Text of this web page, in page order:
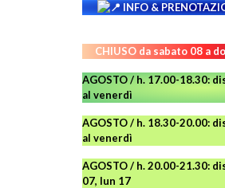
INFO &
CHIUSO da sabato 08 a
AGOSTO / h. 17.00-18.30:
al venerdì
AGOSTO/ h. 18.30-20.00:
al venerdì
AGOSTO / h. 20.00-21.30:
07, lun 17